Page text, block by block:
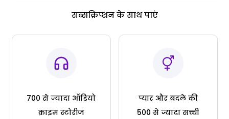
सब्सक्रिप्शन के साथ पाएं
700 से ज्यादा ऑडियो
क्राइम स्टोरीज
प्यार और बदले की
500 से ज्यादा सच्ची